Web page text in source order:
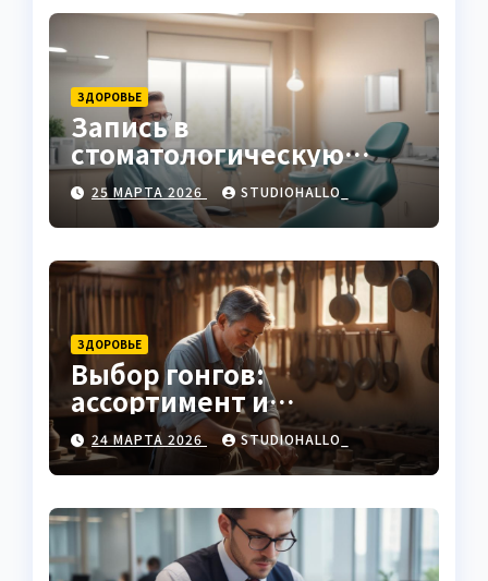
ЗДОРОВЬЕ
Запись в
стоматологическую
клинику
25 МАРТА 2026 STUDIOHALLO_
ЗДОРОВЬЕ
Выбор гонгов:
ассортимент и
характеристики
24 МАРТА 2026 STUDIOHALLO_